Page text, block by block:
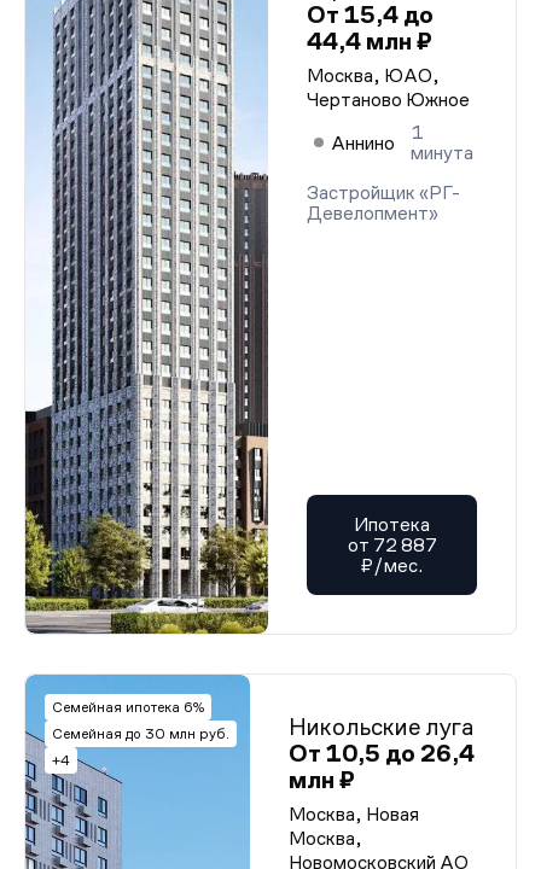
От 15,4 до
44,4 млн ₽
Москва, ЮАО,
Чертаново Южное
Аннино
1
минута
Застройщик «РГ-
Девелопмент»
Ипотека
от 72 887
₽/мес.
Семейная ипотека 6%
Семейная до 30 млн руб.
+4
Никольские луга
От 10,5 до 26,4
млн ₽
Москва, Новая
Москва,
Новомосковский АО